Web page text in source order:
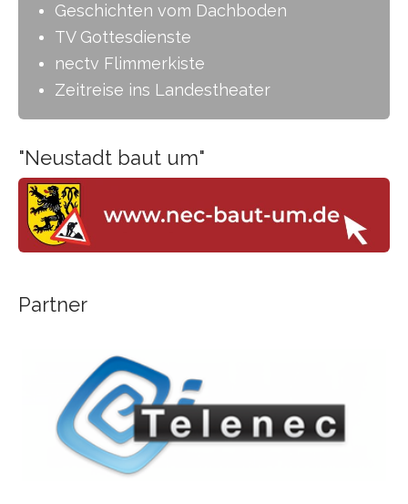
Geschichten vom Dachboden
TV Gottesdienste
nectv Flimmerkiste
Zeitreise ins Landestheater
-
"Neustadt baut um"
Partner